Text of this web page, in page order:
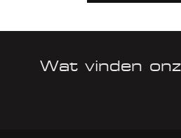
Wat vinden